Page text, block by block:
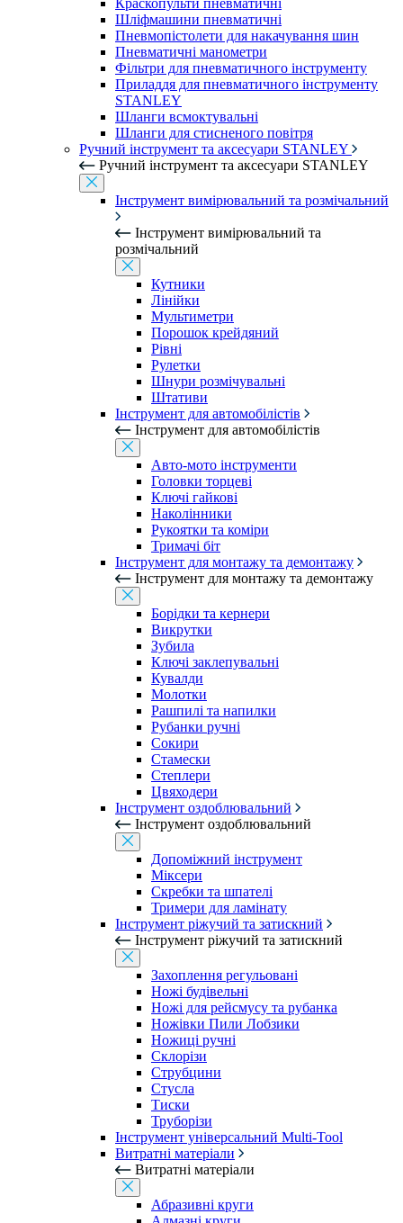
Краскопульти пневматичні
Шліфмашини пневматичні
Пневмопістолети для накачування шин
Пневматичні манометри
Фільтри для пневматичного інструменту
Приладдя для пневматичного інструменту
STANLEY
Шланги всмоктувальні
Шланги для стисненого повітря
Ручний інструмент та аксесуари STANLEY
Ручний інструмент та аксесуари STANLEY
Інструмент вимірювальний та розмічальний
Інструмент вимірювальний та
розмічальний
Кутники
Лінійки
Мультиметри
Порошок крейдяний
Рівні
Рулетки
Шнури розмічувальні
Штативи
Інструмент для автомобілістів
Інструмент для автомобілістів
Авто-мото інструменти
Головки торцеві
Ключі гайкові
Наколінники
Рукоятки та коміри
Тримачі біт
Інструмент для монтажу та демонтажу
Інструмент для монтажу та демонтажу
Борідки та кернери
Викрутки
Зубила
Ключі заклепувальні
Кувалди
Молотки
Рашпилі та напилки
Рубанки ручні
Сокири
Стамески
Степлери
Цвяходери
Інструмент оздоблювальний
Інструмент оздоблювальний
Допоміжний інструмент
Міксери
Скребки та шпателі
Тримери для ламінату
Інструмент ріжучий та затискний
Інструмент ріжучий та затискний
Захоплення регульовані
Ножі будівельні
Ножі для рейсмусу та рубанка
Ножівки Пили Лобзики
Ножиці ручні
Склорізи
Струбцини
Стусла
Тиски
Труборізи
Інструмент універсальний Multi-Tool
Витратні матеріали
Витратні матеріали
Абразивні круги